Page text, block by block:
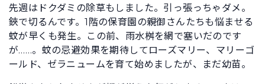
先週はドクダミの除草もしました。引っ張っちゃダメ。
鋏で切るんです。1階の保育園の親御さんたちも悩ませる
蚊が早くも発生。この前、雨水桝を網で塞いだのです
が……。蚊の忌避効果を期待してローズマリー、マリーゴ
ールド、ゼラニュームを育て始めましたが、まだ幼苗。